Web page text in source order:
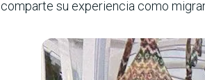
comparte su experiencia como